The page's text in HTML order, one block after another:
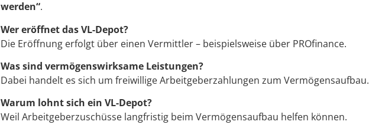
werden“.
Wer eröffnet das VL-Depot?
Die Eröffnung erfolgt über einen Vermittler – beispielsweise über PROfinance.
Was sind vermögenswirksame Leistungen?
Dabei handelt es sich um freiwillige Arbeitgeberzahlungen zum Vermögensaufbau.
Warum lohnt sich ein VL-Depot?
Weil Arbeitgeberzuschüsse langfristig beim Vermögensaufbau helfen können.